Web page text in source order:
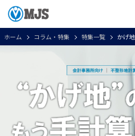
ホーム コラム・特集 特集一覧 かげ